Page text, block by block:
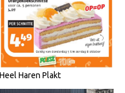
Heel Haren Plakt